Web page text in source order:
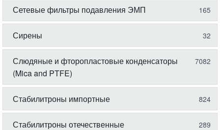
Сетевые фильтры подавления ЭМП 165
Сирены 32
Слюдяные и фторопластовые конденсаторы
(Mica and PTFE)
7082
Стабилитроны импортные 824
Стабилитроны отечественные 289